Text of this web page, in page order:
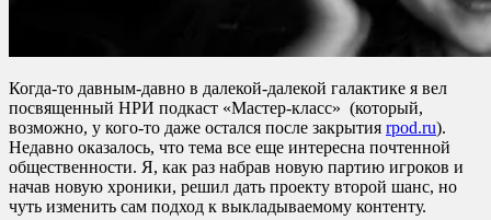
Когда-то давным-давно в далекой-далекой галактике я вел
посвященный НРИ подкаст «Мастер-класс» (который,
возможно, у кого-то даже остался после закрытия rpod.ru).
Недавно оказалось, что тема все еще интересна почтенной
общественности. Я, как раз набрав новую партию игроков и
начав новую хроники, решил дать проекту второй шанс, но
чуть изменить сам подход к выкладываемому контенту.